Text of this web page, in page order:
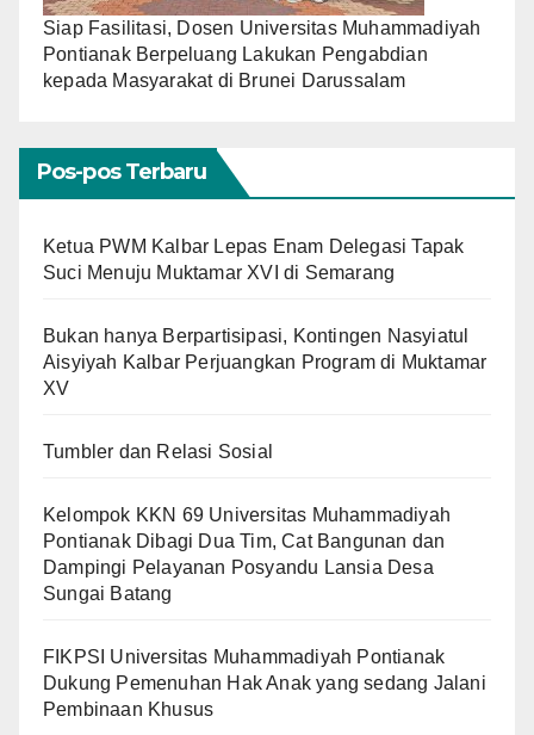
Siap Fasilitasi, Dosen Universitas Muhammadiyah
Pontianak Berpeluang Lakukan Pengabdian
kepada Masyarakat di Brunei Darussalam
Pos-pos Terbaru
Ketua PWM Kalbar Lepas Enam Delegasi Tapak
Suci Menuju Muktamar XVI di Semarang
Bukan hanya Berpartisipasi, Kontingen Nasyiatul
Aisyiyah Kalbar Perjuangkan Program di Muktamar
XV
Tumbler dan Relasi Sosial
Kelompok KKN 69 Universitas Muhammadiyah
Pontianak Dibagi Dua Tim, Cat Bangunan dan
Dampingi Pelayanan Posyandu Lansia Desa
Sungai Batang
FIKPSI Universitas Muhammadiyah Pontianak
Dukung Pemenuhan Hak Anak yang sedang Jalani
Pembinaan Khusus